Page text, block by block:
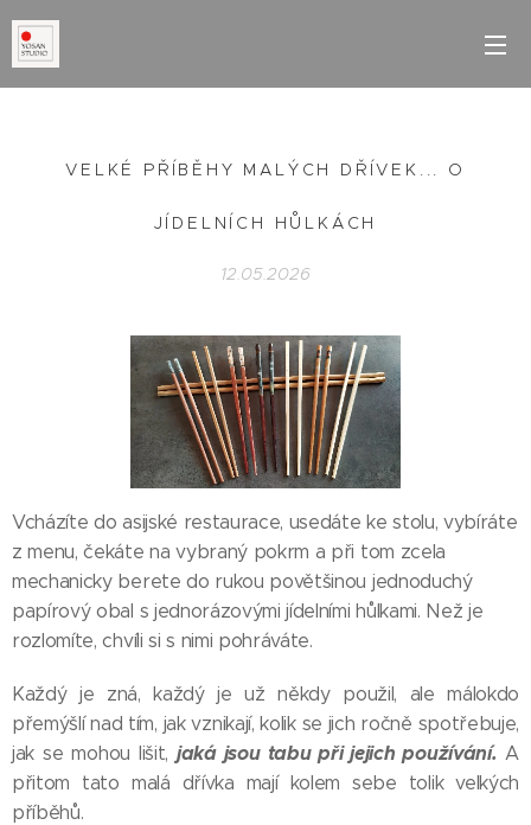
VELKÉ PŘÍBĚHY MALÝCH DŘÍVEK... O
JÍDELNÍCH HŮLKÁCH
12.05.2026
Vcházíte do asijské restaurace, usedáte ke stolu, vybíráte
z menu, čekáte na vybraný pokrm a při tom zcela
mechanicky berete do rukou povětšinou jednoduchý
papírový obal s jednorázovými jídelními hůlkami. Než je
rozlomíte, chvíli si s nimi pohráváte.
Každý je zná, každý je už někdy použil, ale málokdo
přemýšlí nad tím, jak vznikají, kolik se jich ročně spotřebuje,
jak se mohou lišit,jaká jsou tabu při jejich používání. A
přitom tato malá dřívka mají kolem sebe tolik velkých
příběhů.